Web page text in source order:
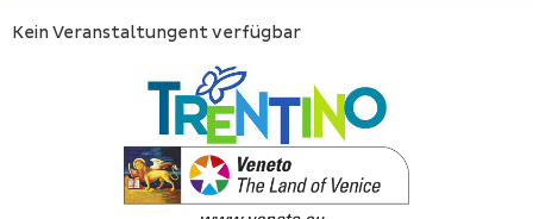
Kein Veranstaltungent verfügbar